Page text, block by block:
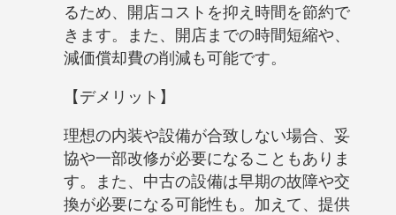
るため、開店コストを抑え時間を節約で
きます。また、開店までの時間短縮や、
減価償却費の削減も可能です。
【デメリット】
理想の内装や設備が合致しない場合、妥
協や一部改修が必要になることもありま
す。また、中古の設備は早期の故障や交
換が必要になる可能性も。加えて、提供